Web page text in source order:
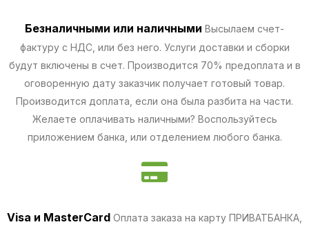
Безналичными или наличными Высылаем счет-
фактуру с НДС, или без него. Услуги доставки и сборки
будут включены в счет. Производится 70% предоплата и в
оговоренную дату заказчик получает готовый товар.
Производится доплата, если она была разбита на части.
Желаете оплачивать наличными? Воспользуйтесь
приложением банка, или отделением любого банка.
Visa и MasterCard Оплата заказа на карту ПРИВАТБАНКА,